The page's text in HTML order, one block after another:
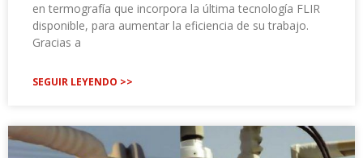
en termografía que incorpora la última tecnología FLIR
disponible, para aumentar la eficiencia de su trabajo.
Gracias a
SEGUIR LEYENDO >>